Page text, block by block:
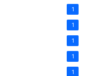
1
1
1
1
1